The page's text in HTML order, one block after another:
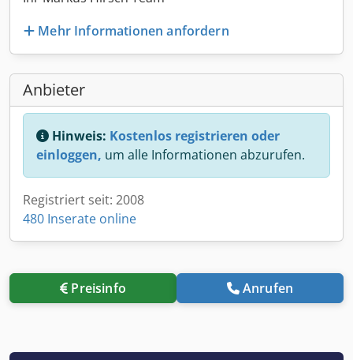
Mehr Informationen anfordern
Anbieter
Hinweis: Kostenlos registrieren oder
einloggen, um alle Informationen abzurufen.
Registriert seit: 2008
480 Inserate online
Preisinfo Anrufen